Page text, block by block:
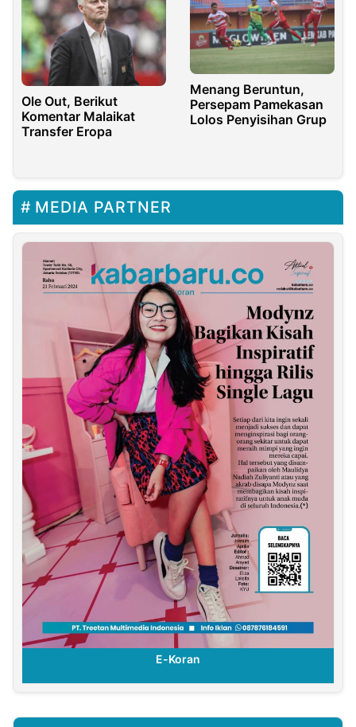
Ole Out, Berikut
Komentar Malaikat
Transfer Eropa
Menang Beruntun,
Persepam Pamekasan
Lolos Penyisihan Grup
MEDIA PARTNER
E-Koran